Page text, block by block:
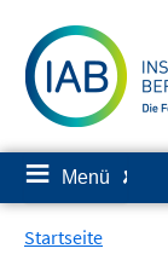
zum
Inhalt
≡ Menü ✘
Startseite